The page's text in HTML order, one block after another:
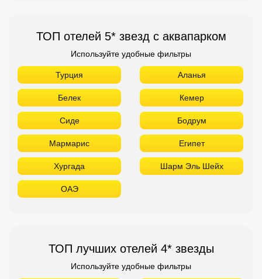
ТОП отелей 5* звезд с аквапарком
Используйте удобные фильтры
Турция Аланья
Белек Кемер
Сиде Бодрум
Мармарис Египет
Хургада Шарм Эль Шейх
ОАЭ
ТОП лучших отелей 4* звезды
Используйте удобные фильтры